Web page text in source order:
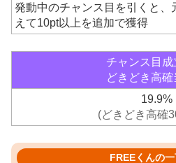
発動中のチャンス目を引くと、
えて10pt以上を追加で獲得
チャンス目成
どきどき高
19.9%
(どきどき高確
FREEくんの